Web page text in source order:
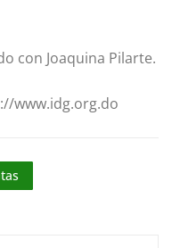
con Joaquina Pilarte.
www.idg.org.do